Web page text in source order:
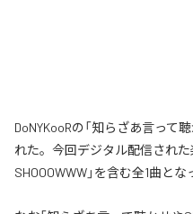
DoNYKooRの「知らざあ言って
れた。今回デジタル配信され
SHOOOWWW」を含む全1曲とな